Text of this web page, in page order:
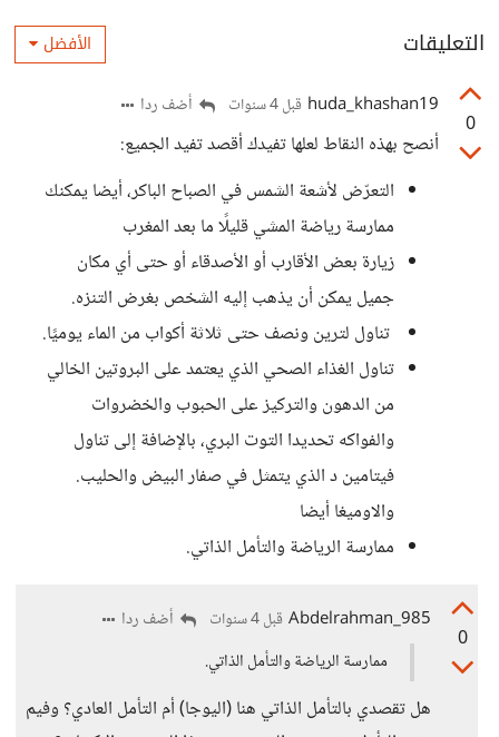
التعليقات الأفضل
0
huda_khashan19 قبل 4 سنوات أضف ردا
أنصح بهذه النقاط لعلها تفيدك أقصد تفيد الجميع:
التعرّض لأشعة الشمس في الصباح الباكر، أيضا يمكنك
ممارسة رياضة المشي قليلًا ما بعد المغرب
زيارة بعض الأقارب أو الأصدقاء أو حتى أي مكان
جميل يمكن أن يذهب إليه الشخص بغرض التنزه.
تناول لترين ونصف حتى ثلاثة أكواب من الماء يوميًا.
تناول الغذاء الصحي الذي يعتمد على البروتين الخالي
من الدهون والتركيز على الحبوب والخضروات
والفواكه تحديدا التوت البري، بالإضافة إلى تناول
فيتامين د الذي يتمثل في صفار البيض والحليب.
والاوميغا أيضا
ممارسة الرياضة والتأمل الذاتي.
0
Abdelrahman_985 قبل 4 سنوات
أضف ردا
ممارسة الرياضة والتأمل الذاتي.
هل تقصدي بالتأمل الذاتي هنا (اليوجا) أم التأمل العادي؟ وفيم